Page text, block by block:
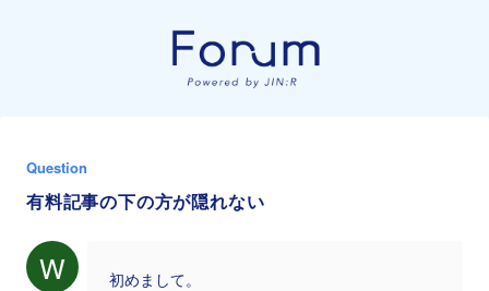
Question
有料記事の下の方が隠れない
W 初めまして。